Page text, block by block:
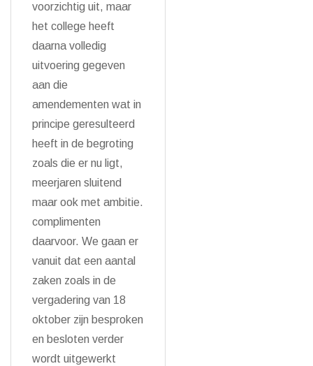
voorzichtig uit, maar
het college heeft
daarna volledig
uitvoering gegeven
aan die
amendementen wat in
principe geresulteerd
heeft in de begroting
zoals die er nu ligt,
meerjaren sluitend
maar ook met ambitie.
complimenten
daarvoor. We gaan er
vanuit dat een aantal
zaken zoals in de
vergadering van 18
oktober zijn besproken
en besloten verder
wordt uitgewerkt